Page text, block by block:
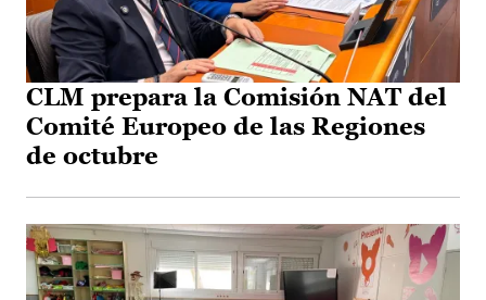
CLM prepara la Comisión NAT del
Comité Europeo de las Regiones
de octubre